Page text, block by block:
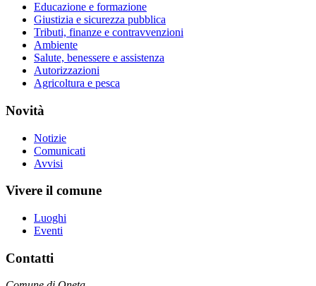
Educazione e formazione
Giustizia e sicurezza pubblica
Tributi, finanze e contravvenzioni
Ambiente
Salute, benessere e assistenza
Autorizzazioni
Agricoltura e pesca
Novità
Notizie
Comunicati
Avvisi
Vivere il comune
Luoghi
Eventi
Contatti